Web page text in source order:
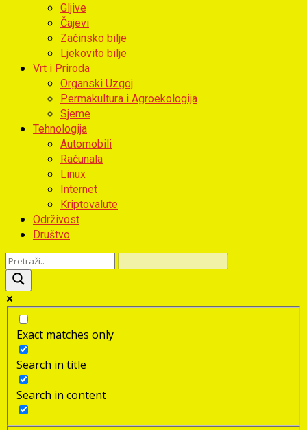
Gljive
Čajevi
Začinsko bilje
Ljekovito bilje
Vrt i Priroda
Organski Uzgoj
Permakultura i Agroekologija
Sjeme
Tehnologija
Automobili
Računala
Linux
Internet
Kriptovalute
Održivost
Društvo
Exact matches only
Search in title
Search in content